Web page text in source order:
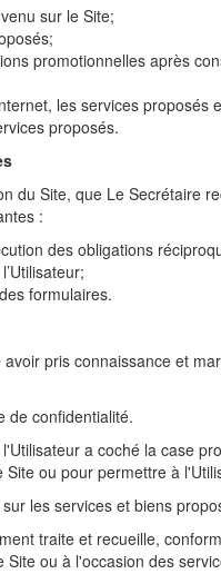
sur le Site;
promotionnelles après
les services proposés
proposés.
du Site, que Le
:
des obligations
formulaires.
pris connaissance et
de confidentialité.
a coché la case
ou pour permettre à
les services et biens
traite et recueille,
ou à l'occasion des